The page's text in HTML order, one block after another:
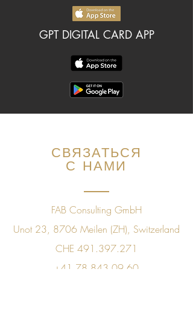
GPT DIGITAL CARD APP
СВЯЗАТЬСЯ
С НАМИ
FAB Consulting GmbH
Unot 23, 8706 Meilen (ZH), Switzerland
CHE 491.397.271
+41 78 843 09 60